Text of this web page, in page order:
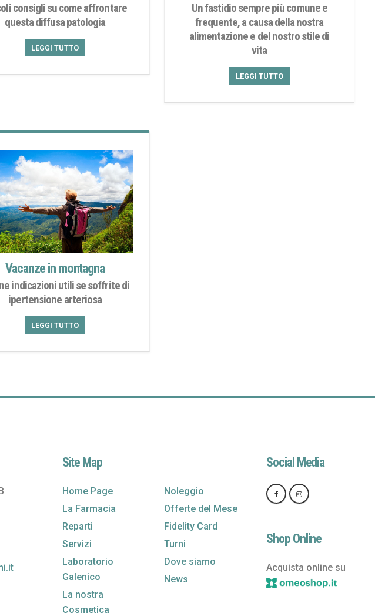
consigli su come affrontare
questa diffusa patologia
LEGGI TUTTO
Un fastidio sempre più comune e
frequente, a causa della nostra
alimentazione e del nostro stile di
vita
LEGGI TUTTO
Vacanze in montagna
indicazioni utili se soffrite di
ipertensione arteriosa
LEGGI TUTTO
Site Map
Home Page
La Farmacia
Reparti
Servizi
Laboratorio
Galenico
La nostra
Cosmetica
Noleggio
Offerte del Mese
Fidelity Card
Turni
Dove siamo
News
Social Media
Shop Online
Acquista online su